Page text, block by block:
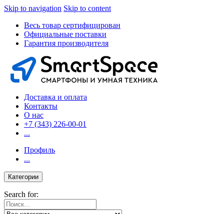
Skip to navigation Skip to content
Весь товар сертифицирован
Официальные поставки
Гарантия производителя
Доставка и оплата
Контакты
О нас
+7 (343) 226-00-01
...
Профиль
...
Категории
Search for: